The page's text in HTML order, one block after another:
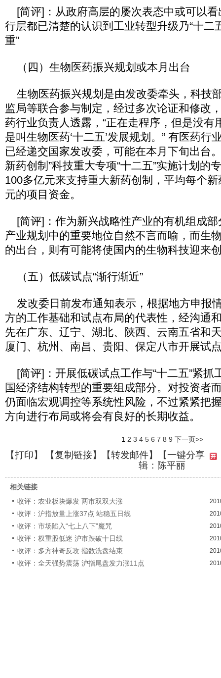
[简评]：从政府高层的屡次表态中或可以看
行层都已清楚的认识到工业转型升级乃“十二
重”
（四）生物医药振兴规划或本月出台
生物医药振兴规划是由发改委牵头，科技
监局等联合参与制定，经过多次论证和修改
药行业负责人透露，“正在走程序，但是没有
是叫生物医药‘十二五’发展规划。” 有医药行
已经递交国家发改委，可能在本月下旬出台
新药创制”科技重大专项“十二五”实施计划的
100多亿元来支持重大新药创制，平均每个
元的项目资金。
[简评]：作为新兴战略性产业的有机组成部
产业规划中的重要地位自然不言而喻，而生
的出台，则有可能将使国内的生物科技迎来
（五）低碳试点“渐行渐近”
发改委日前发布通知表示，根据地方申报
方的工作基础和试点布局的代表性，经沟通
先在广东、辽宁、湖北、陕西、云南五省和
厦门、杭州、南昌、贵阳、保定八市开展试
[简评]：开展低碳试点工作与“十二五”紧抓
国经济结构转型的重要组成部分。对投资者
仍面临宏观调控等系统性风险，不过紧紧把
方向进行布局或将会有良好的长期收益。
1 2 3 4 5 6 7 8 9 下一页>>
【打印】 【复制链接】【转发邮件】
【一键分享
辑：陈平丽
相关链接
收评：农业板块爆发 两市双双大涨
收评：沪指放量上涨37点 站稳五日线
收评：市场陷入“七上八下”魔咒
收评：权重股低迷 沪市跌破十日线
收评：多方神奇反攻 指数洗盘结束
收评：全天强势震荡 沪指尾盘发力涨11点